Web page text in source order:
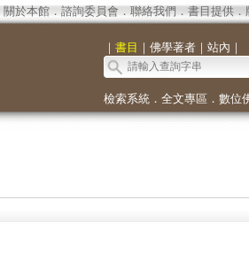
關於本館． 諮詢委員會． 聯絡我們 ． 書目提供．
｜ 書目 ｜ 佛學著者｜ 站內 ｜
檢索系統． 全文專區 ． 數位